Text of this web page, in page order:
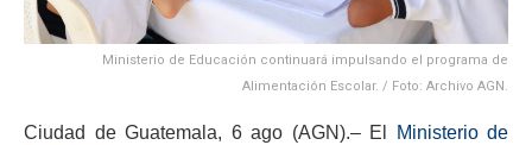
Ministerio de Educación continuará impulsando el programa de
Alimentación Escolar. / Foto: Archivo AGN.
Ciudad de Guatemala, 6 ago (AGN).– El
Ministerio de